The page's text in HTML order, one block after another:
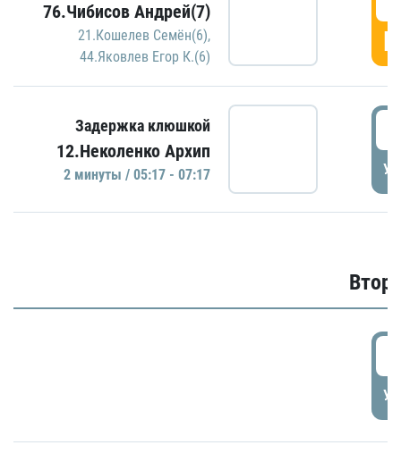
76.Чибисов Андрей(7)
21.Кошелев Семён(6),
44.Яковлев Егор К.(6)
Задержка клюшкой
12.Неколенко Архип
2 минуты / 05:17 - 07:17